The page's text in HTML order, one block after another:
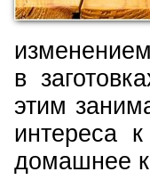
в
этим
интереса
домашнее